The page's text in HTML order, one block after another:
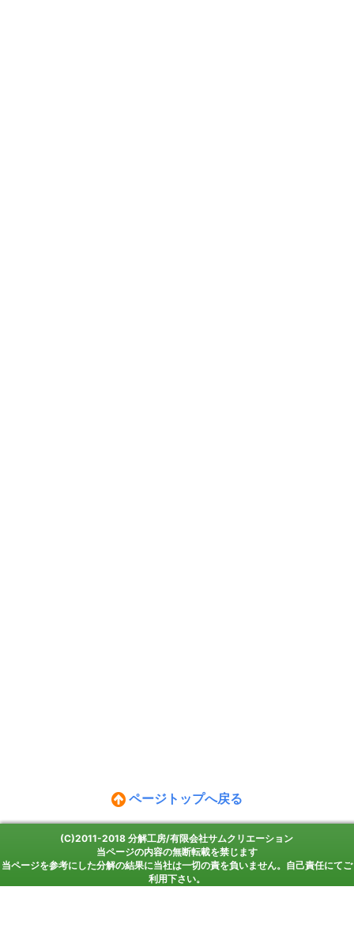
ページトップへ戻る
(C)2011-2018 分解工房/有限会社サムクリエーション
当ページの内容の無断転載を禁じます
当ページを参考にした分解の結果に当社は一切の責を負いません。自己責任にてご
利用下さい。